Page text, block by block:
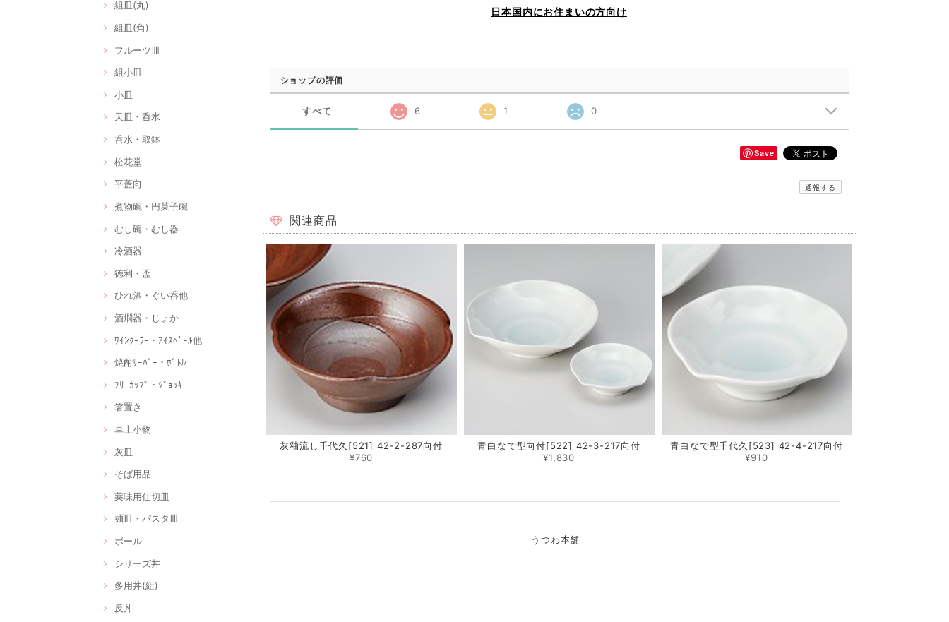
組皿(丸)
組皿(角)
フルーツ皿
組小皿
小皿
天皿・呑水
呑水・取鉢
松花堂
平蓋向
煮物碗・円菓子碗
むし碗・むし器
冷酒器
徳利・盃
ひれ酒・ぐい呑他
酒燗器・じょか
ﾜｲﾝｸｰﾗｰ・ｱｲｽﾍﾟｰﾙ他
焼酎ｻｰﾊﾞｰ・ﾎﾞﾄﾙ
ﾌﾘｰｶｯﾌﾟ・ｼﾞｮｯｷ
箸置き
卓上小物
灰皿
そば用品
薬味用仕切皿
麺皿・パスタ皿
ボール
シリーズ丼
多用丼(組)
反丼
日本国内にお住まいの方向け
ショップの評価
すべて 6 1 0
Save
通報する
関連商品
灰釉流し千代久[521] 42-2-287向付
¥760
青白なで型向付[522] 42-3-217向付
¥1,830
青白なで型千代久[523] 42-4-217向付
¥910
うつわ本舗